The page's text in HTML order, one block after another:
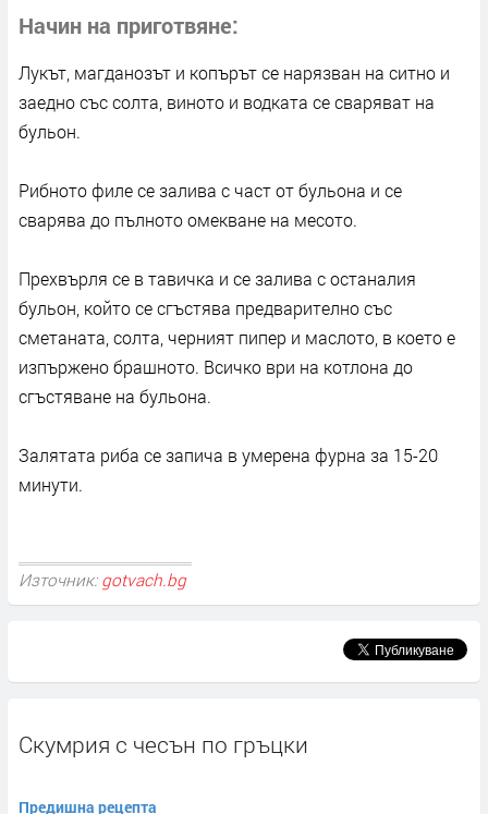
Начин на приготвяне
Лукът, магданозът и копърът се нарязван на ситно и
заедно със солта, виното и водката се сваряват на
бульон.
Рибното филе се залива с част от бульона и се
сварява до пълното омекване на месото.
Прехвърля се в тавичка и се залива с останалия
бульон, който се сгъстява предварително със
сметаната, солта, черният пипер и маслото, в което е
изпържено брашното. Всичко ври на котлона до
сгъстяване на бульона.
Залятата риба се запича в умерена фурна за 15-20
минути.
Източник: gotvach.bg
Скумрия с чесън по гръцки
Предишна рецепта